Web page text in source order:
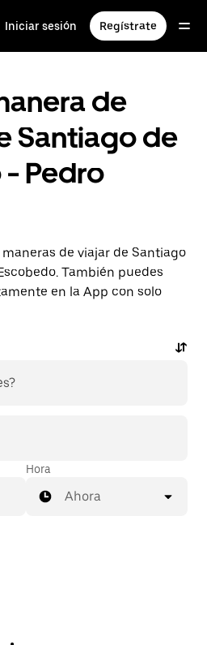
Iniciar sesión Regístrate
de
Santiago de
Pedro
de viajar de Santiago
También puedes
en la App con solo
Hora
Ahora